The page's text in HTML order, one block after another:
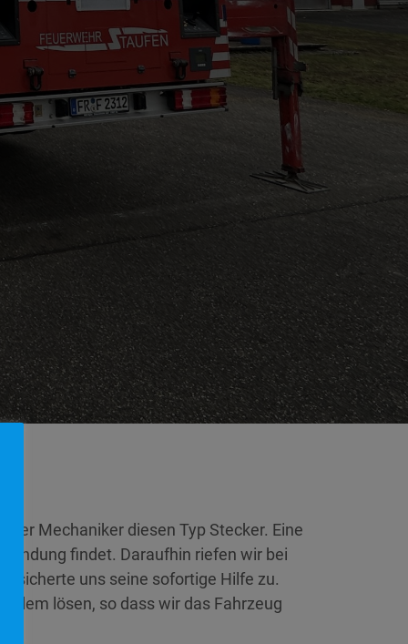
Mechaniker diesen Typ Stecker. Eine
findet. Daraufhin riefen wir bei
sicherte uns seine sofortige Hilfe zu.
lösen, so dass wir das Fahrzeug